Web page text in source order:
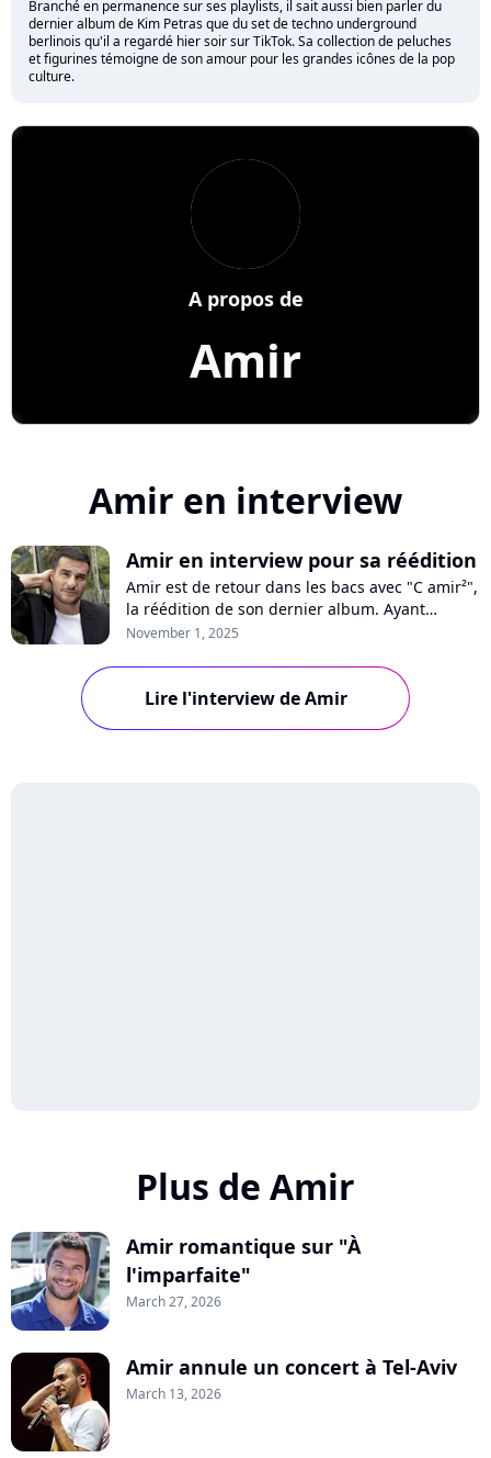
Branché en permanence sur ses playlists, il sait aussi bien parler du
dernier album de Kim Petras que du set de techno underground
berlinois qu'il a regardé hier soir sur TikTok. Sa collection de peluches
et figurines témoigne de son amour pour les grandes icônes de la pop
culture.
Amir
A propos de
Amir en interview
Amir en interview pour sa réédition
Amir est de retour dans les bacs avec "C amir²",
la réédition de son dernier album. Ayant
retrouvé la lumière après une période
nouvelles chansons optimistes et sa tournée en
cours.
November 1, 2025
Lire l'interview de Amir
Plus de Amir
Amir romantique sur "À
l'imparfaite"
March 27, 2026
Amir annule un concert à Tel-Aviv
March 13, 2026